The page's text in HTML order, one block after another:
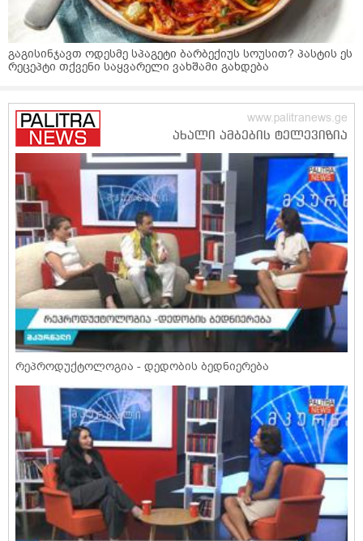
გაგისინჯავთ ოდესმე სპაგეტი ბარბექიუს სოუსით? პასტის ეს
რეცეპტი თქვენი საყვარელი ვახშამი გახდება
რეპროდუქტოლოგია - დედობის ბედნიერება